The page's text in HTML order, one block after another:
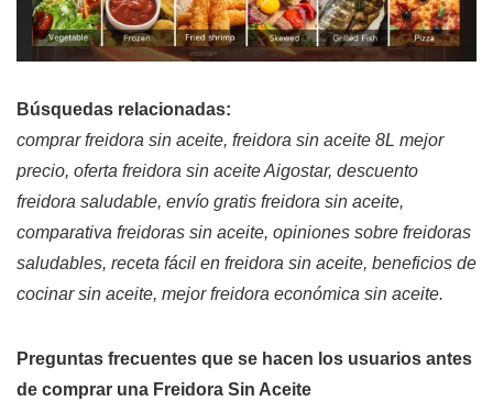
Búsquedas relacionadas:
comprar freidora sin aceite, freidora sin aceite 8L mejor
precio, oferta freidora sin aceite Aigostar, descuento
freidora saludable, envío gratis freidora sin aceite,
comparativa freidoras sin aceite, opiniones sobre freidoras
saludables, receta fácil en freidora sin aceite, beneficios de
cocinar sin aceite, mejor freidora económica sin aceite.
Preguntas frecuentes que se hacen los usuarios antes
de comprar una Freidora Sin Aceite